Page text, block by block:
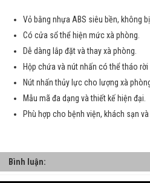
Vỏ bằng nhựa ABS siêu bền, không
Có cửa sổ thể hiện mức xà phòng.
Dễ dàng lắp đặt và thay xà phòng.
Hộp chứa và nút nhấn có thể tháo rời
Nút nhấn thủy lực cho lượng xà
Mẫu mã đa dạng và thiết kế hiện đại.
Phù hợp cho bệnh viện, khách sạn
Bình luận: